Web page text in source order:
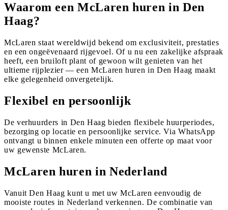
Waarom een McLaren huren in Den
Haag?
McLaren staat wereldwijd bekend om exclusiviteit, prestaties
en een ongeëvenaard rijgevoel. Of u nu een zakelijke afspraak
heeft, een bruiloft plant of gewoon wilt genieten van het
ultieme rijplezier — een McLaren huren in Den Haag maakt
elke gelegenheid onvergetelijk.
Flexibel en persoonlijk
De verhuurders in Den Haag bieden flexibele huurperiodes,
bezorging op locatie en persoonlijke service. Via WhatsApp
ontvangt u binnen enkele minuten een offerte op maat voor
uw gewenste McLaren.
McLaren huren in Nederland
Vanuit Den Haag kunt u met uw McLaren eenvoudig de
mooiste routes in Nederland verkennen. De combinatie van